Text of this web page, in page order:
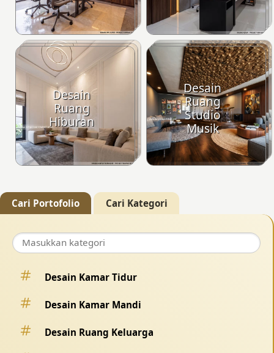
Desain
Ruang
Hiburan
Desain
Ruang
Studio
Musik
Cari Portofolio Cari Kategori
Desain Kamar Tidur
Desain Kamar Mandi
Desain Ruang Keluarga